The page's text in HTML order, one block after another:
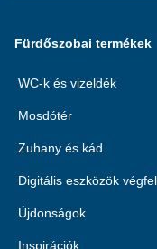
Fürdőszobai termékek
WC-k és vizeldék
Mosdótér
Zuhany és kád
Digitális eszközök
Újdonságok
Inspirációk